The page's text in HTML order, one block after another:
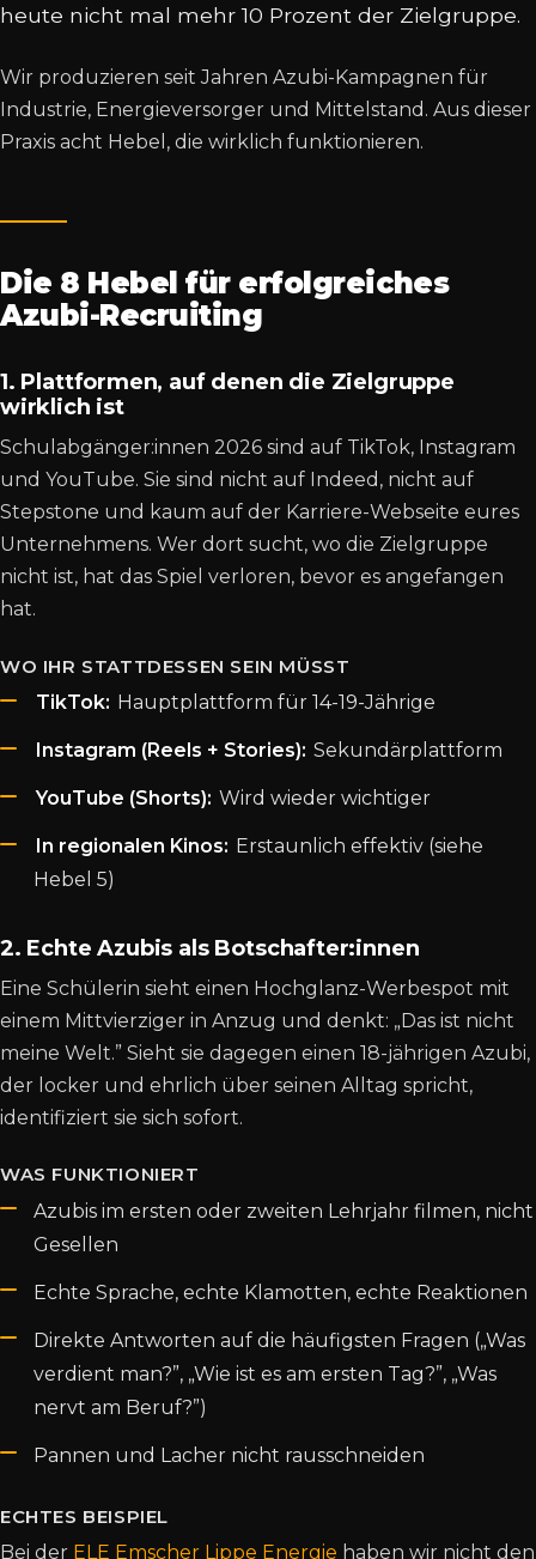
heute nicht mal mehr 10 Prozent der Zielgruppe.
Wir produzieren seit Jahren Azubi-Kampagnen für
Industrie, Energieversorger und Mittelstand. Aus dieser
Praxis acht Hebel, die wirklich funktionieren.
Die 8 Hebel für erfolgreiches
Azubi-Recruiting
1. Plattformen, auf denen die Zielgruppe
wirklich ist
Schulabgänger:innen 2026 sind auf TikTok, Instagram
und YouTube. Sie sind nicht auf Indeed, nicht auf
Stepstone und kaum auf der Karriere-Webseite eures
Unternehmens. Wer dort sucht, wo die Zielgruppe
nicht ist, hat das Spiel verloren, bevor es angefangen
hat.
WO IHR STATTDESSEN SEIN MÜSST
TikTok: Hauptplattform für 14-19-Jährige
Instagram (Reels + Stories): Sekundärplattform
YouTube (Shorts): Wird wieder wichtiger
In regionalen Kinos: Erstaunlich effektiv (siehe
Hebel 5)
2. Echte Azubis als Botschafter:innen
Eine Schülerin sieht einen Hochglanz-Werbespot mit
einem Mittvierziger in Anzug und denkt: „Das ist nicht
meine Welt.” Sieht sie dagegen einen 18-jährigen Azubi,
der locker und ehrlich über seinen Alltag spricht,
identifiziert sie sich sofort.
WAS FUNKTIONIERT
Azubis im ersten oder zweiten Lehrjahr filmen, nicht
Gesellen
Echte Sprache, echte Klamotten, echte Reaktionen
Direkte Antworten auf die häufigsten Fragen („Was
verdient man?”, „Wie ist es am ersten Tag?”, „Was
nervt am Beruf?”)
Pannen und Lacher nicht rausschneiden
ECHTES BEISPIEL
Bei der ELE Emscher Lippe Energie haben wir nicht den